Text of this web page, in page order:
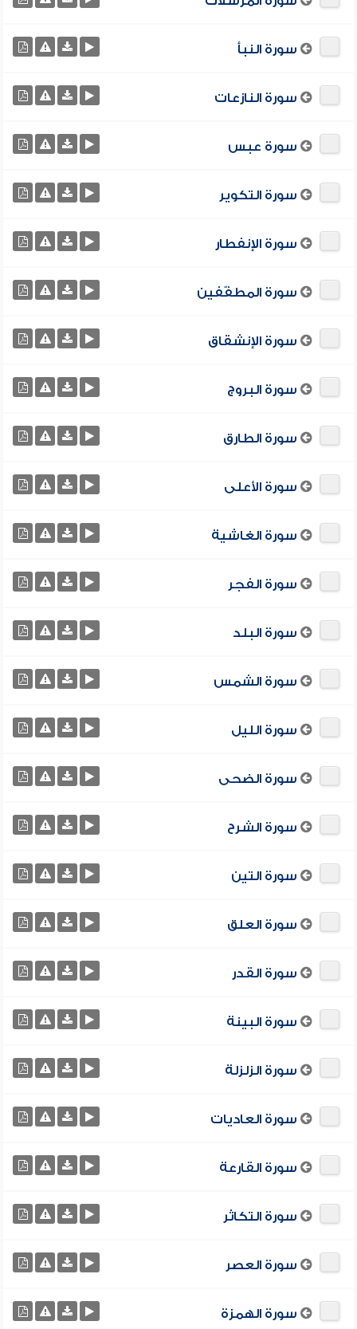
سورة النبأ
سورة النازعات
سورة عبس
سورة التكوير
سورة الإنفطار
سورة المطفّفين
سورة الإنشقاق
سورة البروج
سورة الطارق
سورة الأعلى
سورة الغاشية
سورة الفجر
سورة البلد
سورة الشمس
سورة الليل
سورة الضحى
سورة الشرح
سورة التين
سورة العلق
سورة القدر
سورة البينة
سورة الزلزلة
سورة العاديات
سورة القارعة
سورة التكاثر
سورة العصر
سورة الهمزة